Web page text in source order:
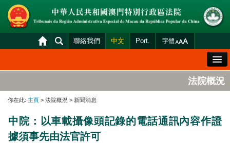
聯絡我們 中文 Port. 字體
法院概況
案件分發及排期
法院概況
你在此: 主頁 > 法院概況 > 新聞消息
中院：以車載攝像頭記錄的電話通訊內容作證
據須事先由法官許可